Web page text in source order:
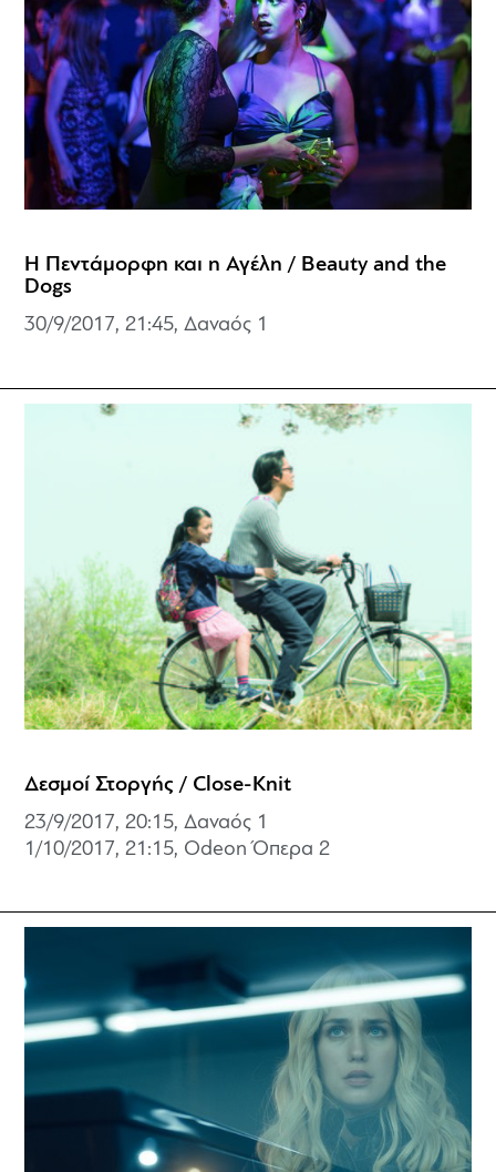
Η Πεντάμορφη και η Αγέλη / Beauty and the
Dogs
30/9/2017, 21:45, Δαναός 1
Δεσμοί Στοργής / Close-Knit
23/9/2017, 20:15, Δαναός 1
1/10/2017, 21:15, Odeon Όπερα 2